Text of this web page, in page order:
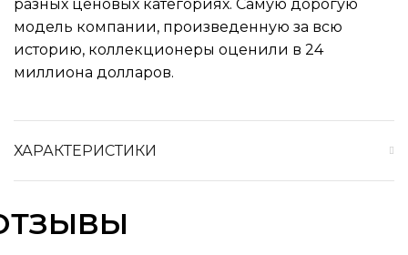
разных ценовых категориях. Самую дорогую
модель компании, произведенную за всю
историю, коллекционеры оценили в 24
миллиона долларов.
ХАРАКТЕРИСТИКИ